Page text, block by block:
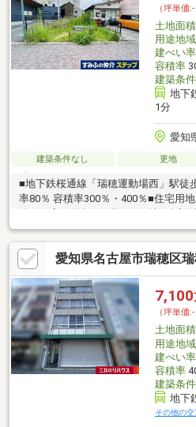
す。ぜひ一度、現地で周辺環境と住み
（坪単価:-
土地面積
用途地域
建ぺい率
容積率
建築条件
地下
1分
愛知
建築条件なし 更地
■地下鉄桜通線「瑞穂運動場西」駅徒
率80％ 容積率300％・400％■住宅用
ション～・市立瑞穂小学校まで約
450m・瑞穂郵便局まで約160m・マ
485ｍ・セブンイレブン瑞穂通５丁目
ギヤマ豊岡通店まで約520m・スギド
520m・本願寺公園まで約670m
愛知県名古屋市瑞穂区
7,100
（坪単価:-
土地面積
用途地域
建ぺい率
容積率
建築条件
地下
その他の交